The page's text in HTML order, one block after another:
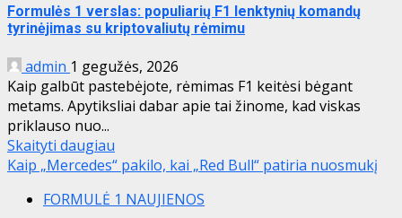
Formulės 1 verslas: populiarių F1 lenktynių komandų
tyrinėjimas su kriptovaliutų rėmimu
admin 1 gegužės, 2026
Kaip galbūt pastebėjote, rėmimas F1 keitėsi bėgant
metams. Apytiksliai dabar apie tai žinome, kad viskas
priklauso nuo...
Skaityti daugiau
Kaip „Mercedes“ pakilo, kai „Red Bull“ patiria nuosmukį
FORMULĖ 1 NAUJIENOS